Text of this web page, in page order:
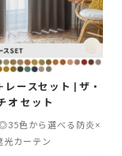
レースセット | ザ・
オ セット
色から選べる防炎×
光カーテン